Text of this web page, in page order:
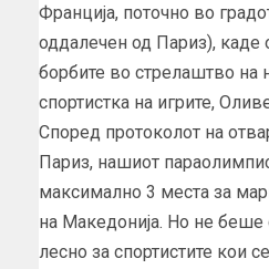
Франција, поточно во
оддалечен од Париз), каде
борбите во стрелаштво на
спортистка на игрите,
Според протоколот на
Париз, нашиот
максимално 3 места за
на Македонија. Но не беше
лесно за спортистите кои